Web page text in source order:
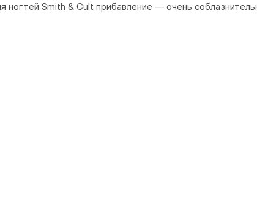
ногтей Smith & Cult прибавление — очень